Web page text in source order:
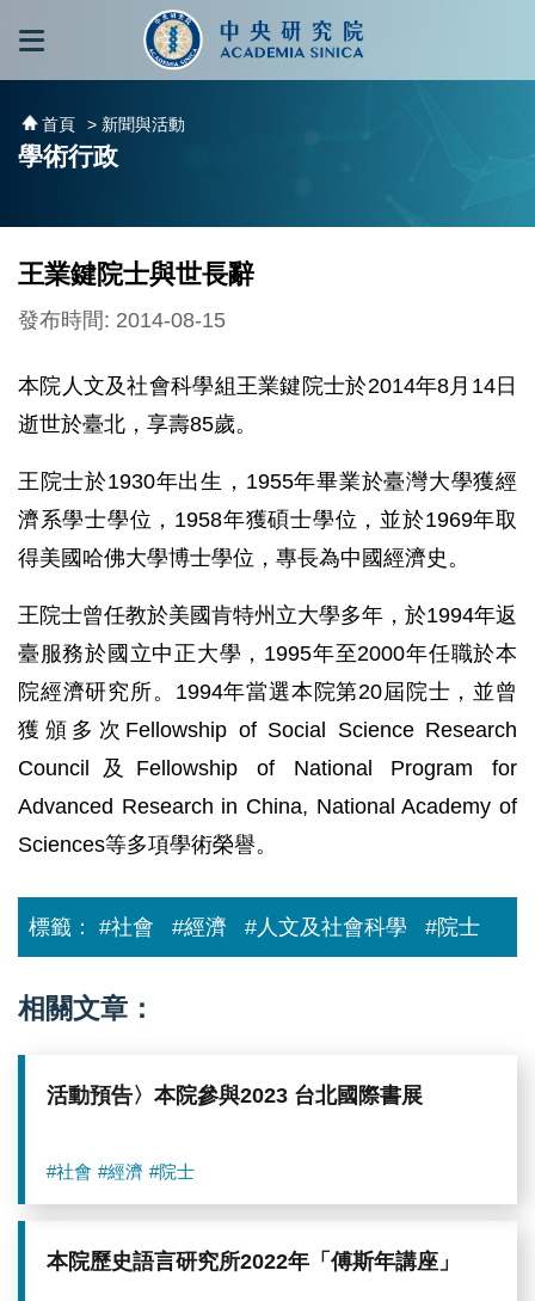
跳到主要內容區塊
首頁 > 新聞與活動
學術行政
王業鍵院士與世長辭
發布時間: 2014-08-15
本院人文及社會科學組王業鍵院士於2014年8月14日
逝世於臺北，享壽85歲。
王院士於1930年出生，1955年畢業於臺灣大學獲經
濟系學士學位，1958年獲碩士學位，並於1969年取
得美國哈佛大學博士學位，專長為中國經濟史。
王院士曾任教於美國肯特州立大學多年，於1994年返
臺服務於國立中正大學，1995年至2000年任職於本
院經濟研究所。1994年當選本院第20屆院士，並曾
獲頒多次Fellowship of Social Science Research
Council及Fellowship of National Program for
Advanced Research in China, National Academy of
Sciences等多項學術榮譽。
標籤： #社會 #經濟 #人文及社會科學 #院士
相關文章：
活動預告〉本院參與2023 台北國際書展
#社會 #經濟 #院士
本院歷史語言研究所2022年「傅斯年講座」